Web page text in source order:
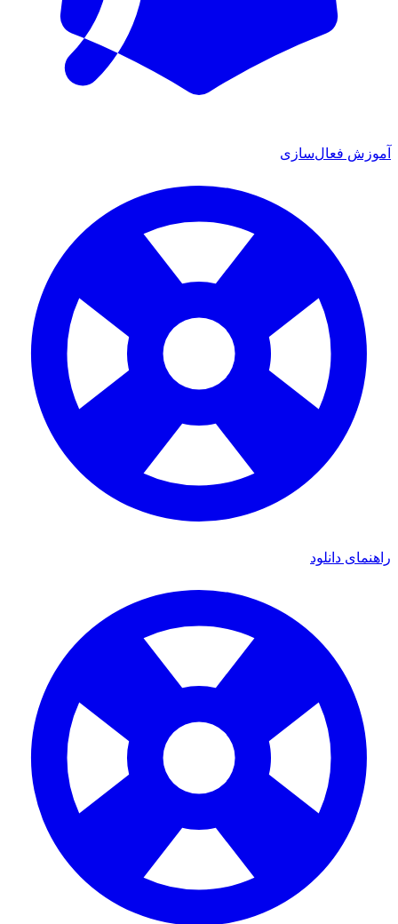
آموزش فعال‌سازی
راهنمای دانلود